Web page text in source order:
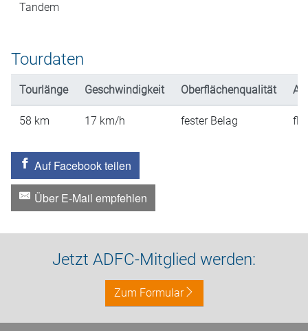
Tandem
Tourdaten
Tourlänge Geschwindigkeit Oberflächenqualität
58 km 17 km/h fester Belag
Auf Facebook teilen
Über E-Mail empfehlen
Jetzt ADFC-Mitglied werden:
Zum Formular